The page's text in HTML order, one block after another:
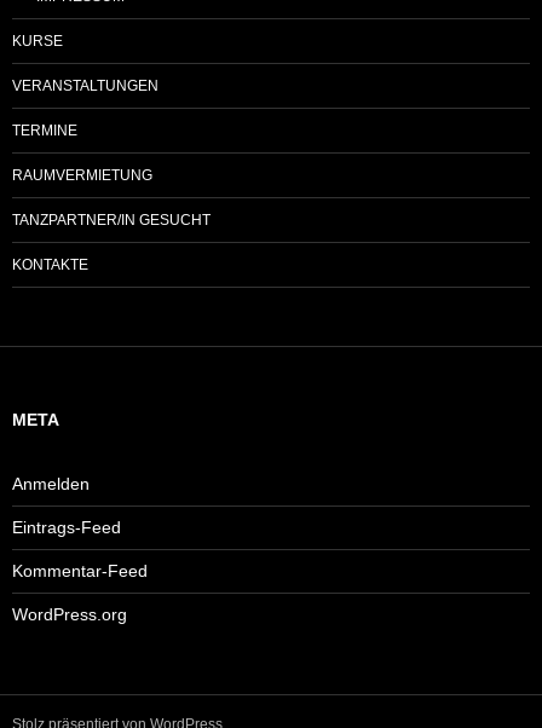
KURSE
VERANSTALTUNGEN
TERMINE
RAUMVERMIETUNG
TANZPARTNER/IN GESUCHT
KONTAKTE
META
Anmelden
Eintrags-Feed
Kommentar-Feed
WordPress.org
Stolz präsentiert von WordPress